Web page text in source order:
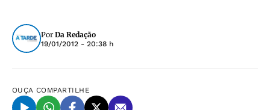
Por Da Redação
19/01/2012 - 20:38 h
OUÇA COMPARTILHE